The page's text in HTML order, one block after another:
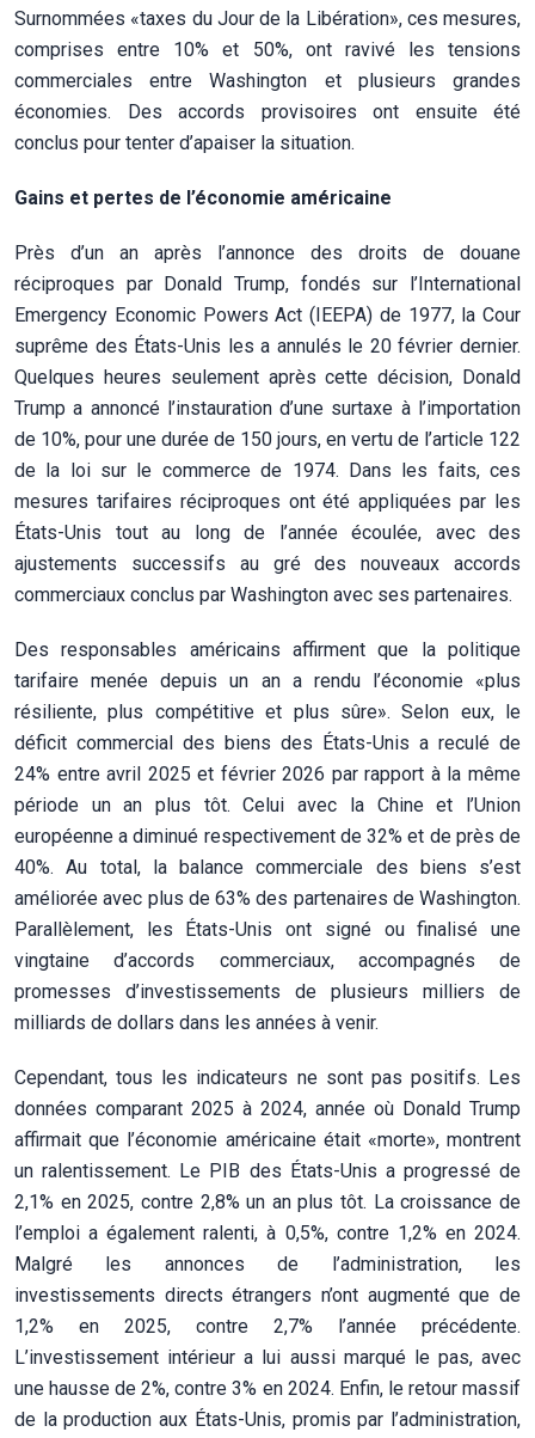
Surnommées «taxes du Jour de la Libération», ces mesures,
comprises entre 10% et 50%, ont ravivé les tensions
commerciales entre Washington et plusieurs grandes
économies. Des accords provisoires ont ensuite été
conclus pour tenter d’apaiser la situation.
Gains et pertes de l’économie américaine
Près d’un an après l’annonce des droits de douane
réciproques par Donald Trump, fondés sur l’International
Emergency Economic Powers Act (IEEPA) de 1977, la Cour
suprême des États-Unis les a annulés le 20 février dernier.
Quelques heures seulement après cette décision, Donald
Trump a annoncé l’instauration d’une surtaxe à l’importation
de 10%, pour une durée de 150 jours, en vertu de l’article 122
de la loi sur le commerce de 1974. Dans les faits, ces
mesures tarifaires réciproques ont été appliquées par les
États-Unis tout au long de l’année écoulée, avec des
ajustements successifs au gré des nouveaux accords
commerciaux conclus par Washington avec ses partenaires.
Des responsables américains affirment que la politique
tarifaire menée depuis un an a rendu l’économie «plus
résiliente, plus compétitive et plus sûre». Selon eux, le
déficit commercial des biens des États-Unis a reculé de
24% entre avril 2025 et février 2026 par rapport à la même
période un an plus tôt. Celui avec la Chine et l’Union
européenne a diminué respectivement de 32% et de près de
40%. Au total, la balance commerciale des biens s’est
améliorée avec plus de 63% des partenaires de Washington.
Parallèlement, les États-Unis ont signé ou finalisé une
vingtaine d’accords commerciaux, accompagnés de
promesses d’investissements de plusieurs milliers de
milliards de dollars dans les années à venir.
Cependant, tous les indicateurs ne sont pas positifs. Les
données comparant 2025 à 2024, année où Donald Trump
affirmait que l’économie américaine était «morte», montrent
un ralentissement. Le PIB des États-Unis a progressé de
2,1% en 2025, contre 2,8% un an plus tôt. La croissance de
l’emploi a également ralenti, à 0,5%, contre 1,2% en 2024.
Malgré les annonces de l’administration, les
investissements directs étrangers n’ont augmenté que de
1,2% en 2025, contre 2,7% l’année précédente.
L’investissement intérieur a lui aussi marqué le pas, avec
une hausse de 2%, contre 3% en 2024. Enfin, le retour massif
de la production aux États-Unis, promis par l’administration,